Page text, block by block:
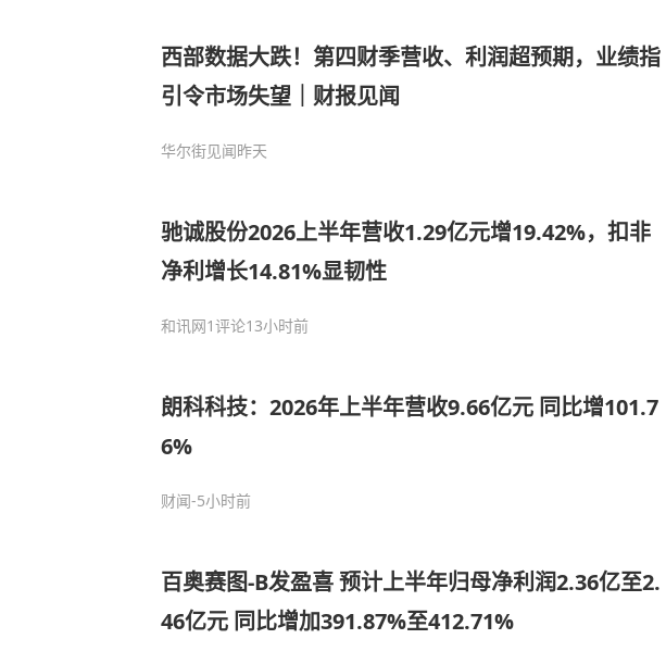
西部数据大跌！第四财季营收、利润超预期，业绩指
引令市场失望｜财报见闻
华尔街见闻昨天
驰诚股份2026上半年营收1.29亿元增19.42%，扣非
净利增长14.81%显韧性
和讯网1评论13小时前
朗科科技：2026年上半年营收9.66亿元 同比增101.7
6%
财闻-5小时前
百奥赛图-B发盈喜 预计上半年归母净利润2.36亿至2.
46亿元 同比增加391.87%至412.71%